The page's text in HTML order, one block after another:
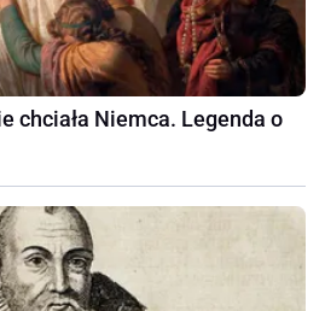
chciała Niemca. Legenda o